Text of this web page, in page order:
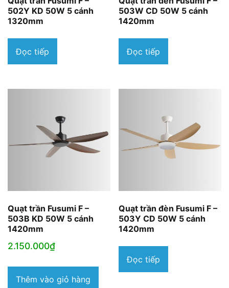
502Y KD 50W 5 cánh
1320mm
Đọc tiếp
503W CD 50W 5 cánh
1420mm
Đọc tiếp
Quạt trần Fusumi F –
503B KD 50W 5 cánh
1420mm
2.150.000₫
Thêm vào giỏ hàng
Quạt trần đèn Fusumi F –
503Y CD 50W 5 cánh
1420mm
Đọc tiếp